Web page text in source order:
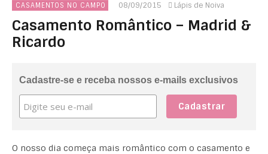
CASAMENTOS NO CAMPO 08/09/2015 Lápis de Noiva
Casamento Romântico – Madrid &
Ricardo
Cadastre-se e receba nossos e-mails exclusivos
O nosso dia começa mais romântico com o casamento e